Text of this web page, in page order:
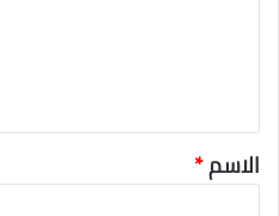
الاسم*